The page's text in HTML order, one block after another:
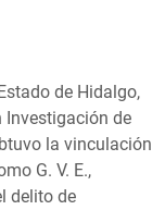
de Hidalgo,
Investigación de
la vinculación
G. V. E.,
delito de